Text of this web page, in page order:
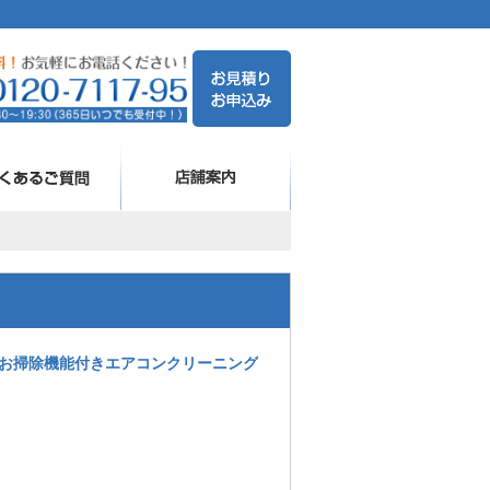
掃除機能付きエアコンクリーニング